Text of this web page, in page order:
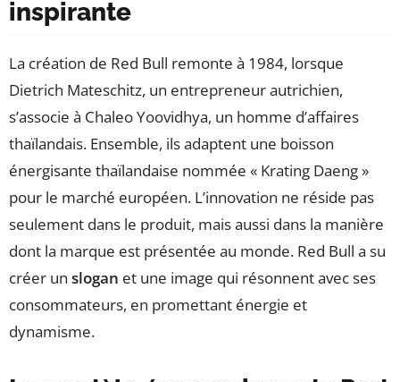
inspirante
La création de Red Bull remonte à 1984, lorsque
Dietrich Mateschitz, un entrepreneur autrichien,
s’associe à Chaleo Yoovidhya, un homme d’affaires
thaïlandais. Ensemble, ils adaptent une boisson
énergisante thaïlandaise nommée « Krating Daeng »
pour le marché européen. L’innovation ne réside pas
seulement dans le produit, mais aussi dans la manière
dont la marque est présentée au monde. Red Bull a su
créer un slogan et une image qui résonnent avec ses
consommateurs, en promettant énergie et
dynamisme.